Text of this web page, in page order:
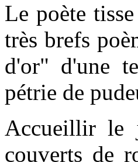
Le poète
très brefs
d'or" d'une
pétrie de
Accueillir le
couverts de